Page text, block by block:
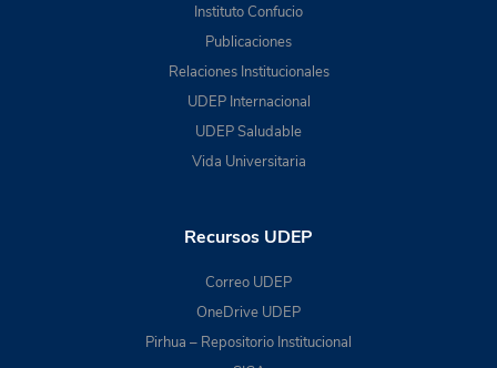
Instituto Confucio
Publicaciones
Relaciones Institucionales
UDEP Internacional
UDEP Saludable
Vida Universitaria
Recursos UDEP
Correo UDEP
OneDrive UDEP
Pirhua – Repositorio Institucional